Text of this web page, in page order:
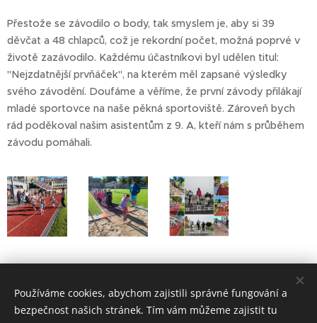
Přestože se závodilo o body, tak smyslem je, aby si 39
děvčat a 48 chlapců, což je rekordní počet, možná poprvé v
životě zazávodilo. Každému účastníkovi byl udělen titul:
"Nejzdatnější prvňáček", na kterém měl zapsané výsledky
svého závodění. Doufáme a věříme, že první závody přilákají
mladé sportovce na naše pěkná sportoviště. Zároveň bych
rád poděkoval našim asistentům z 9. A, kteří nám s průběhem
závodu pomáhali.
Nejzdatnější prvňáček
Používáme cookies, abychom zajistili správné fungování a
bezpečnost našich stránek. Tím vám můžeme zajistit tu